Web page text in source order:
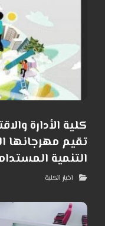
كلية الأدارة
تقيم مهرجانها
التنمية
اخبار الكلية